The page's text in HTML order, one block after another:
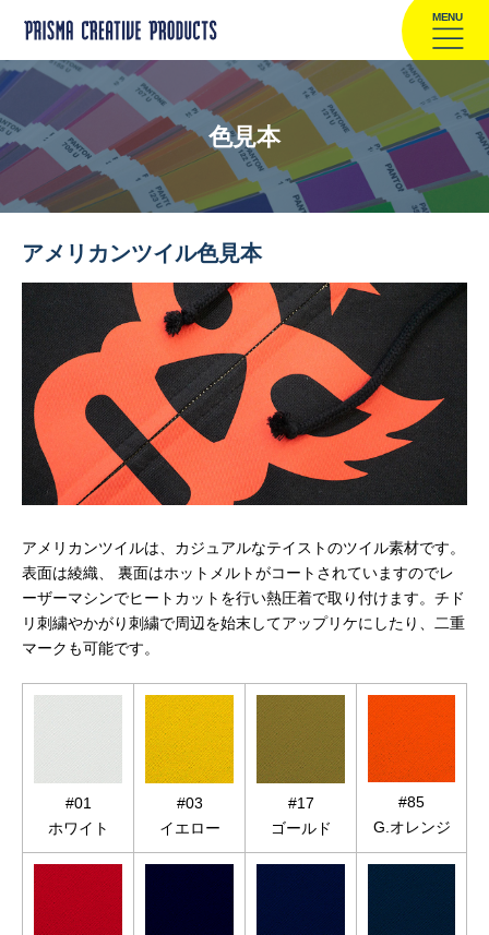
MENU
色見本
アメリカンツイル色見本
アメリカンツイルは、カジュアルなテイストのツイル素材です。
表面は綾織、 裏面はホットメルトがコートされていますのでレ
ーザーマシンでヒートカットを行い熱圧着で取り付けます。チド
リ刺繍やかがり刺繍で周辺を始末してアップリケにしたり、二重
マークも可能です。
#01
ホワイト
#03
イエロー
#17
ゴールド
#85
G.オレンジ